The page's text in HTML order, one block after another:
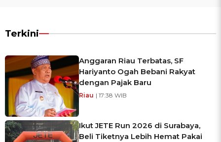
Terkini
Anggaran Riau Terbatas, SF
Hariyanto Ogah Bebani Rakyat
dengan Pajak Baru
Riau | 17:38 WIB
Ikut JETE Run 2026 di Surabaya,
Beli Tiketnya Lebih Hemat Pakai